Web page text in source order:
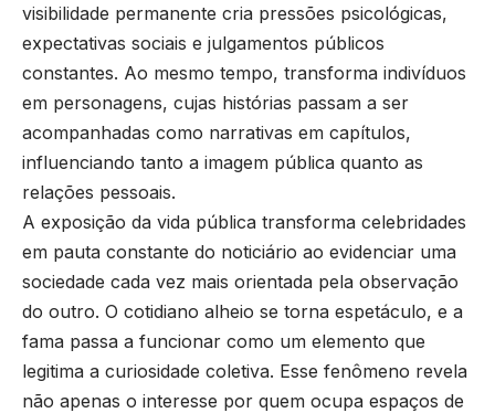
visibilidade permanente cria pressões psicológicas,
expectativas sociais e julgamentos públicos
constantes. Ao mesmo tempo, transforma indivíduos
em personagens, cujas histórias passam a ser
acompanhadas como narrativas em capítulos,
influenciando tanto a imagem pública quanto as
relações pessoais.
A exposição da vida pública transforma celebridades
em pauta constante do noticiário ao evidenciar uma
sociedade cada vez mais orientada pela observação
do outro. O cotidiano alheio se torna espetáculo, e a
fama passa a funcionar como um elemento que
legitima a curiosidade coletiva. Esse fenômeno revela
não apenas o interesse por quem ocupa espaços de